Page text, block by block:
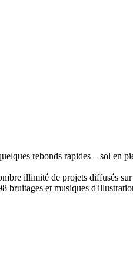
rebonds rapides – sol en
illimité de projets diffusés
bruitages et musiques